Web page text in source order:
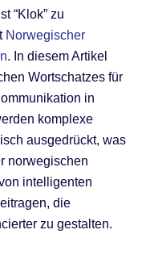
“Klok” zu
Norwegischer
. In diesem Artikel
Wortschatzes für
in
komplexe
ausgedrückt, was
norwegischen
intelligenten
die
zu gestalten.